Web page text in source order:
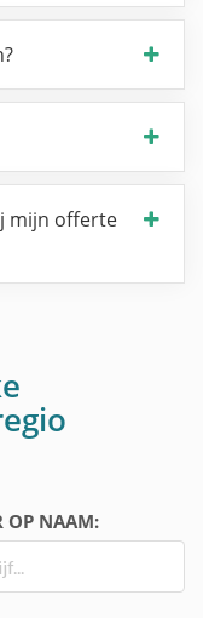
mijn offerte
OP NAAM: